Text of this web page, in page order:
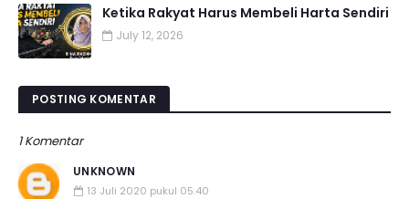
Ketika Rakyat Harus Membeli Harta Sendiri
July 12, 2026
POSTING KOMENTAR
1 Komentar
UNKNOWN
13 Juli 2020 pukul 05.40